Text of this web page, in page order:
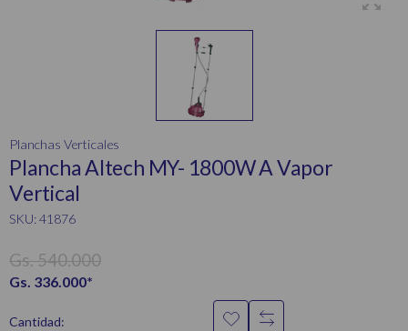
Planchas Verticales
Plancha Altech MY- 1800W A Vapor
Vertical
SKU: 41876
Gs. 540.000
Gs. 336.000*
Cantidad: